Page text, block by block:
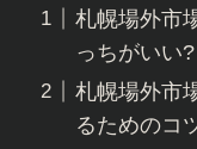
札幌場外
っちがい
札幌場外
るためのコ